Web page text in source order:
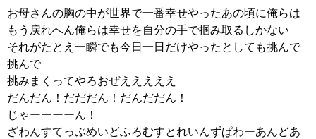
お母さんの胸の中が世界で一番幸せやったあの頃に俺らは
もう戻れへん俺らは幸せを自分の手で掴み取るしかない
それがたとえ一瞬でも今日一日だけやったとしても挑んで
挑んで
挑みまくってやろおぜえええええ
だんだん！だだだん！だんだだん！
じゃーーーーん！
ざわんすてっぷめいどふろむすとれいんずぱわーあんどあ